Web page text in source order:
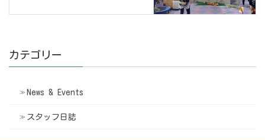
カテゴリー
News & Events
スタッフ日誌